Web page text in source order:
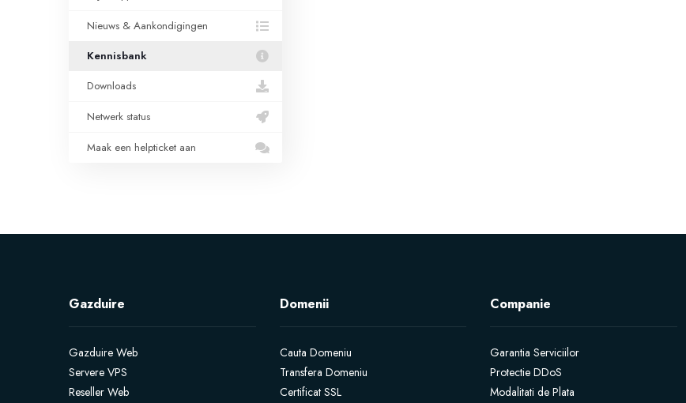
Nieuws & Aankondigingen
Kennisbank
Downloads
Netwerk status
Maak een helpticket aan
Gazduire
Gazduire Web
Servere VPS
Reseller Web
Domenii
Cauta Domeniu
Transfera Domeniu
Certificat SSL
Companie
Garantia Serviciilor
Protectie DDoS
Modalitati de Plata